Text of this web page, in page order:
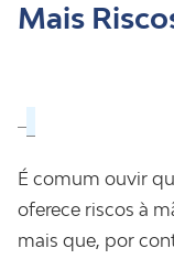
Mais
É comum ouvir
oferece riscos à
mais que, por